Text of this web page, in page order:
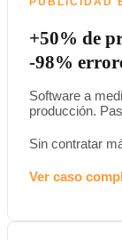
+50% de
-98%
Software a
producción.
Sin contratar
Ver caso